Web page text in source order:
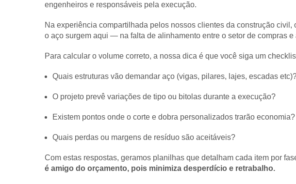
engenheiros e responsáveis pela execução.
Na experiência compartilhada pelos nossos clientes da construção
o aço surgem aqui — na falta de alinhamento entre o setor de compras
Para calcular o volume correto, a nossa dica é que você siga um
Quais estruturas vão demandar aço (vigas, pilares, lajes, escadas
O projeto prevê variações de tipo ou bitolas durante a execução?
Existem pontos onde o corte e dobra personalizados trarão economia?
Quais perdas ou margens de resíduo são aceitáveis?
Com estas respostas, geramos planilhas que detalham cada item por
é amigo do orçamento, pois minimiza desperdício e retrabalho.